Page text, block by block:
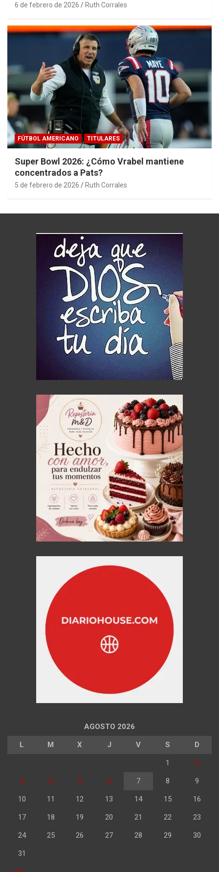
6 de febrero de 2026 Ruth Corrales
FÚTBOL AMERICANO TITULARES
Super Bowl 2026: ¿Cómo Vrabel mantiene
concentrados a Pats?
5 de febrero de 2026 Ruth Corrales
AGOSTO 2026
L M X J V S D
1 2
3 4 5 6 7 8 9
10 11 12 13 14 15 16
17 18 19 20 21 22 23
24 25 26 27 28 29 30
31